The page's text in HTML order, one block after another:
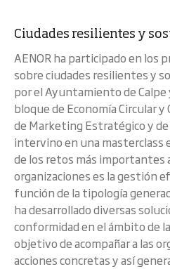
Ciudades resilientes y
AENOR ha participado en los
sobre ciudades resilientes y
por el Ayuntamiento de Calpe
bloque de Economía Circular y
de Marketing Estratégico y de
intervino en una masterclass
de los retos más importantes
organizaciones es la gestión
función de la tipología
ha desarrollado diversas
conformidad en el ámbito de
objetivo de acompañar a las
acciones concretas y así